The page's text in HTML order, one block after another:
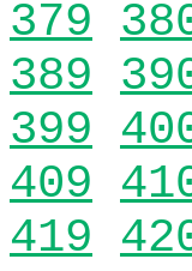
379
389
399
409
419